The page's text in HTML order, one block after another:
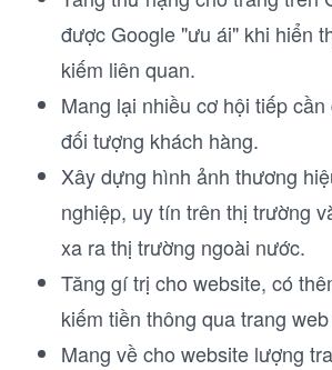
được Google "ưu ái" khi hiển
kiếm liên quan.
Mang lại nhiều cơ hội tiếp
đối tượng khách hàng.
Xây dựng hình ảnh thương
nghiệp, uy tín trên thị trường
xa ra thị trường ngoài nước.
Tăng gí trị cho website, có
kiếm tiền thông qua trang
Mang về cho website lượng